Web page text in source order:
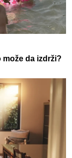
da izdrži?